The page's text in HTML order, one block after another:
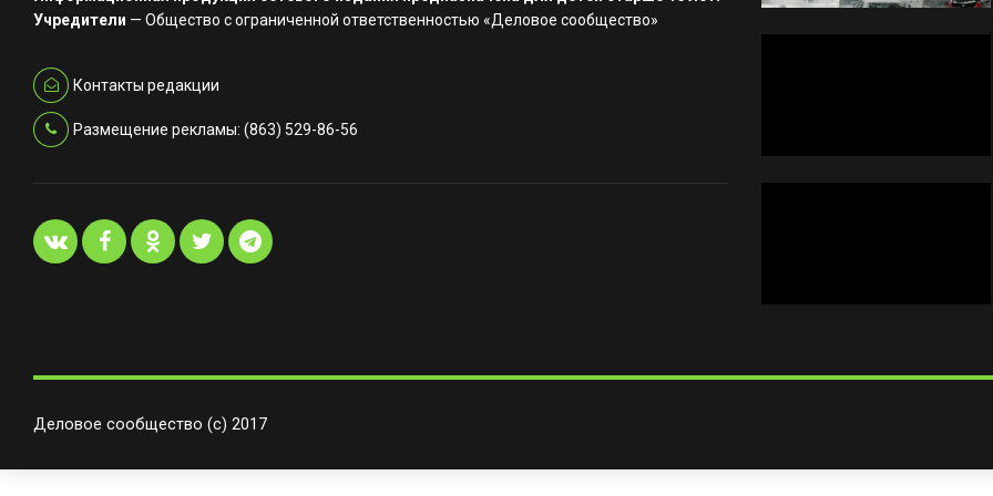
Учредители — Общество с ограниченной ответственностью «Деловое сообщество»
Контакты редакции
Размещение рекламы: (863) 529-86-56
Деловое сообщество (с) 2017